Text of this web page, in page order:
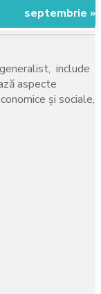
septembrie »
include
aspecte
şi sociale,